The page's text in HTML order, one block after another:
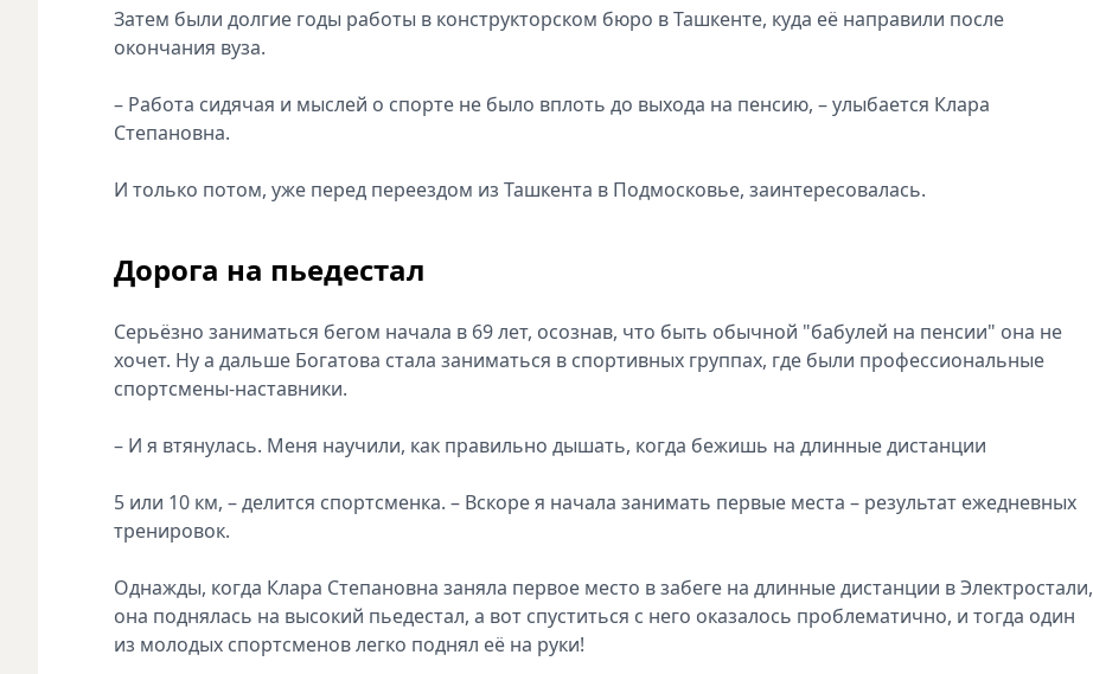
Затем были долгие годы работы в конструкторском бюро в Ташкенте, куда её направили после
окончания вуза.
– Работа сидячая и мыслей о спорте не было вплоть до выхода на пенсию, – улыбается Клара
Степановна.
И только потом, уже перед переездом из Ташкента в Подмосковье, заинтересовалась.
Дорога на пьедестал
Серьёзно заниматься бегом начала в 69 лет, осознав, что быть обычной "бабулей на пенсии" она не
хочет. Ну а дальше Богатова стала заниматься в спортивных группах, где были профессиональные
спортсмены-наставники.
– И я втянулась. Меня научили, как правильно дышать, когда бежишь на длинные дистанции
5 или 10 км, – делится спортсменка. – Вскоре я начала занимать первые места – результат ежедневных
тренировок.
Однажды, когда Клара Степановна заняла первое место в забеге на длинные дистанции в Электростали,
она поднялась на высокий пьедестал, а вот спуститься с него оказалось проблематично, и тогда один
из молодых спортсменов легко поднял её на руки!